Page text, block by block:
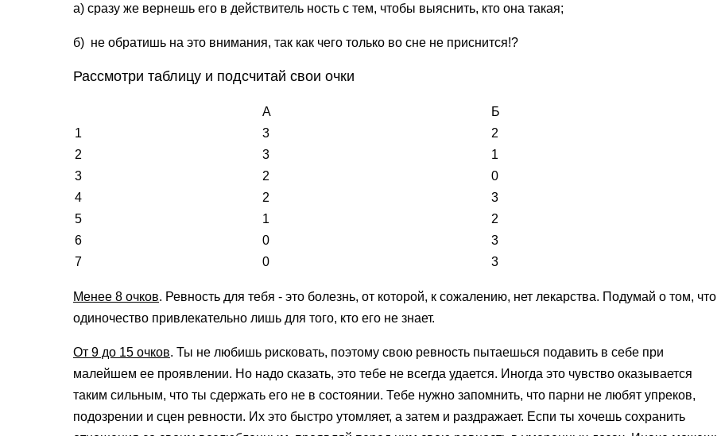
а) сразу же вернешь его в действитель­ ность с тем, чтобы выяснить, кто она такая;
б) не обратишь на это внимания, так как чего только во сне не приснится!?
Рассмотри таблицу и подсчитай свои очки
А
Б
1
3
2
2
3
1
3
2
0
4
2
3
5
1
2
6
0
3
7
0 3
Менее 8 очков. Ревность для тебя - это болезнь, от которой, к сожалению, нет лекарства. Подумай о том, что
одиночество при­влекательно лишь для того, кто его не знает.
От 9 до 15 очков. Ты не любишь рисковать, поэтому свою ревность пытаешься подавить в себе при
малейшем ее проявлении. Но надо сказать, это тебе не всегда удается. Иногда это чувство оказывается
таким сильным, что ты сдержать его не в состоянии. Тебе нужно запомнить, что парни не любят упреков,
подозрении и сцен ревности. Их это быстро утомляет, а затем и раздражает. Еспи ты хочешь сохранить